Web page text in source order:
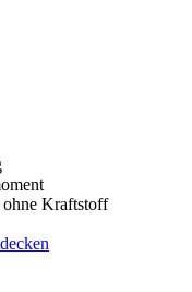
Kraftstoff